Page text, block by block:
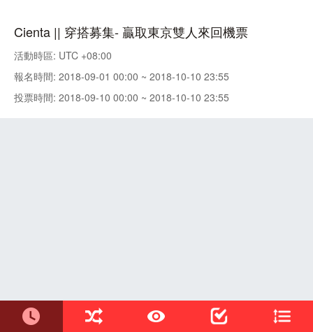
Cienta || 穿搭募集- 贏取東京雙人來回機票
活動時區: UTC +08:00
報名時間: 2018-09-01 00:00 ~ 2018-10-10 23:55
投票時間: 2018-09-10 00:00 ~ 2018-10-10 23:55